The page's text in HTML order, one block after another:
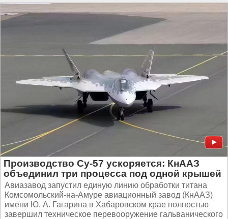
Производство Су-57 ускоряется: КнААЗ
объединил три процесса под одной крышей
Авиазавод запустил единую линию обработки титана
Комсомольский-на-Амуре авиационный завод (КнААЗ)
имени Ю. А. Гагарина в Хабаровском крае полностью
завершил техническое перевооружение гальванического